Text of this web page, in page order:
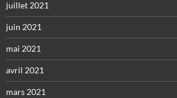
juillet 2021
juin 2021
mai 2021
avril 2021
mars 2021